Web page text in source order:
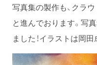
写真集の製作も、クラ
と進んでおります。写
ました！イラストは岡